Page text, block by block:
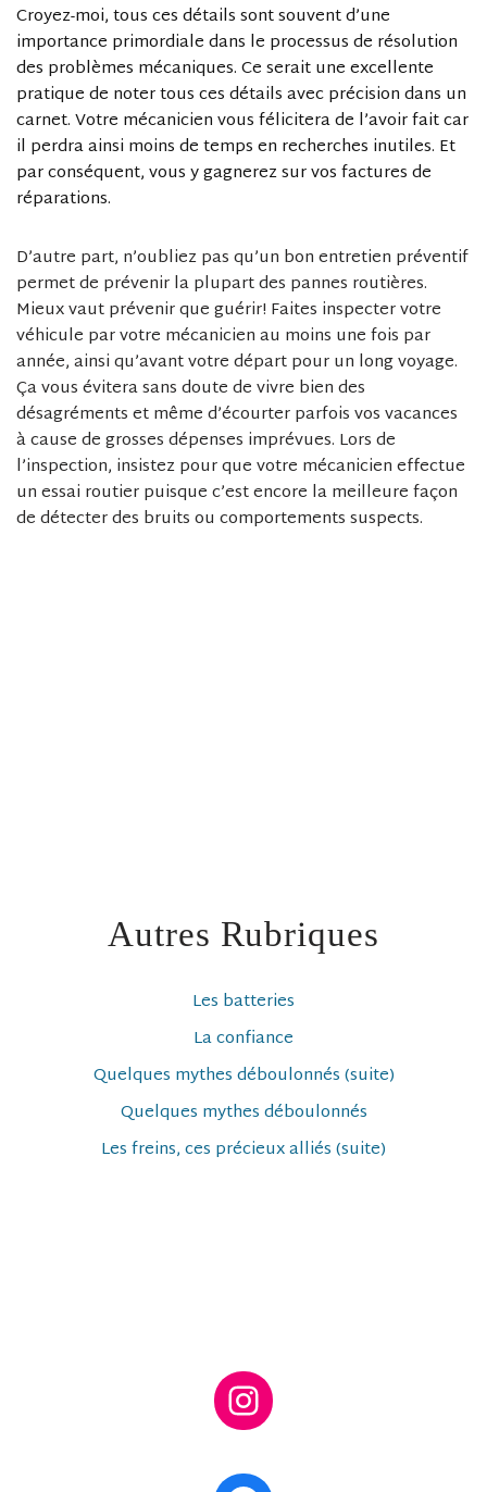
Croyez-moi, tous ces détails sont souvent d’une
importance primordiale dans le processus de résolution
des problèmes mécaniques. Ce serait une excellente
pratique de noter tous ces détails avec précision dans un
carnet. Votre mécanicien vous félicitera de l’avoir fait car
il perdra ainsi moins de temps en recherches inutiles. Et
par conséquent, vous y gagnerez sur vos factures de
réparations.
D’autre part, n’oubliez pas qu’un bon entretien préventif
permet de prévenir la plupart des pannes routières.
Mieux vaut prévenir que guérir! Faites inspecter votre
véhicule par votre mécanicien au moins une fois par
année, ainsi qu’avant votre départ pour un long voyage.
Ça vous évitera sans doute de vivre bien des
désagréments et même d’écourter parfois vos vacances
à cause de grosses dépenses imprévues. Lors de
l’inspection, insistez pour que votre mécanicien effectue
un essai routier puisque c’est encore la meilleure façon
de détecter des bruits ou comportements suspects.
Autres Rubriques
Les batteries
La confiance
Quelques mythes déboulonnés (suite)
Quelques mythes déboulonnés
Les freins, ces précieux alliés (suite)